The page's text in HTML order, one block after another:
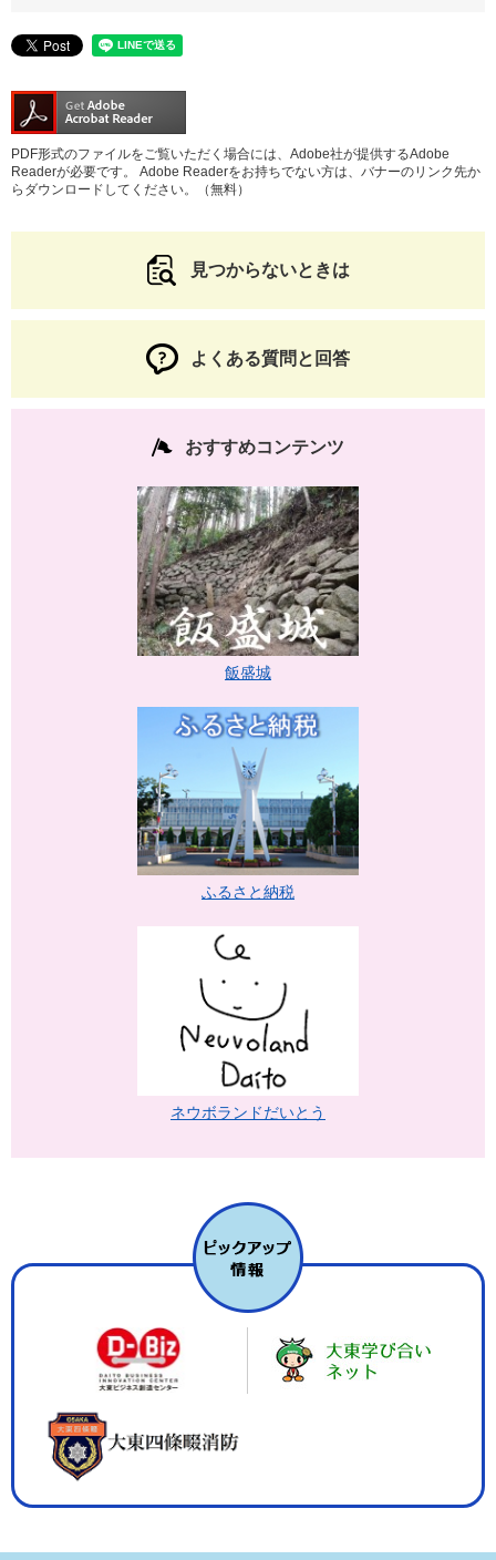
PDF形式のファイルをご覧いただく場合には、Adobe社が提供するAdobe
Readerが必要です。
Adobe Readerをお持ちでない方は、バナーのリンク先か
らダウンロードしてください。（無料）
見つからないときは
よくある質問と回答
おすすめコンテンツ
飯盛城
ふるさと納税
ネウボランドだいとう